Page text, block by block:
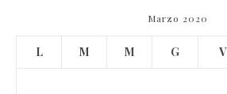
Marzo 2020
L M M G V